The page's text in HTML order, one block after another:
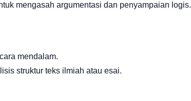
mengasah argumentasi dan penyampaian logis.
mendalam.
struktur teks ilmiah atau esai.